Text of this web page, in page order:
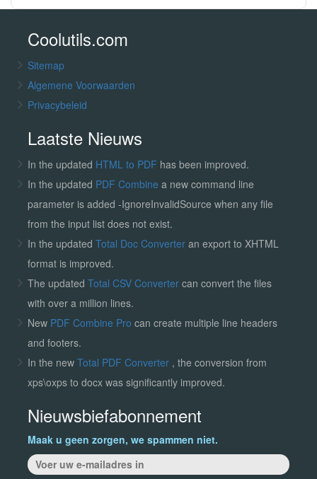
Coolutils.com
Sitemap
Algemene Voorwaarden
Privacybeleid
Laatste Nieuws
In the updated HTML to PDF has been improved.
In the updated PDF Combine a new command line
parameter is added -IgnoreInvalidSource when any file
from the input list does not exist.
In the updated Total Doc Converter an export to XHTML
format is improved.
The updated Total CSV Convertercan convert the files
with over a million lines.
New PDF Combine Pro can create multiple line headers
and footers.
In the new Total PDF Converter , the conversion from
xps\oxps to docx was significantly improved.
Nieuwsbiefabonnement
Maak u geen zorgen, we spammen niet.